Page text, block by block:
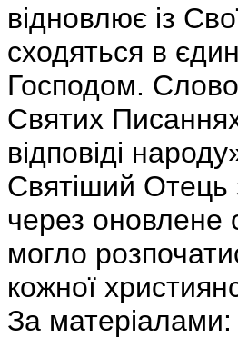
відновлює із
сходяться в
Господом.
Святих
відповіді
Святіший Отець
через оновлене
могло
кожної
За